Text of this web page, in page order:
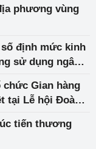
phương vùng
định mức kinh
sử dụng ngân
chức Gian hàng
tại Lễ hội Đoàn
tiến thương